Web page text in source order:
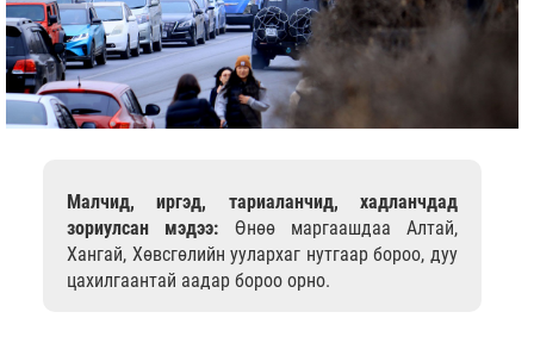
Малчид, иргэд, тариаланчид, хадланчдад
зориулсан мэдээ: Өнөө маргаашдаа Алтай,
Хангай, Хөвсгөлийн уулархаг нутгаар бороо, дуу
цахилгаантай аадар бороо орно.